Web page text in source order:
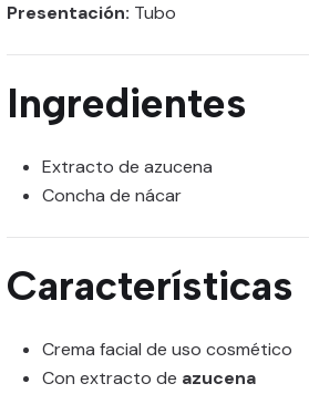
Presentación: Tubo
Ingredientes
Extracto de azucena
Concha de nácar
Características
Crema facial de uso cosmético
Con extracto de azucena